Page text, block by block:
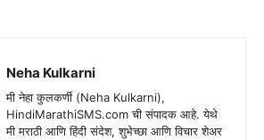
Neha Kulkarni
मी नेहा कुलकर्णी (Neha Kulkarni),
HindiMarathiSMS.com ची संपादक आहे. येथे
मी मराठी आणि हिंदी संदेश, शुभेच्छा आणि विचार शेअर